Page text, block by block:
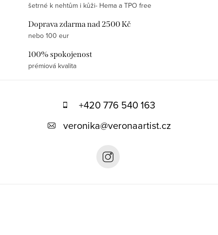
šetrné k nehtům i kůži- Hema a TPO free
Doprava zdarma nad 2500 Kč
nebo 100 eur
100% spokojenost
prémiová kvalita
+420 776 540 163
veronika@veronaartist.cz